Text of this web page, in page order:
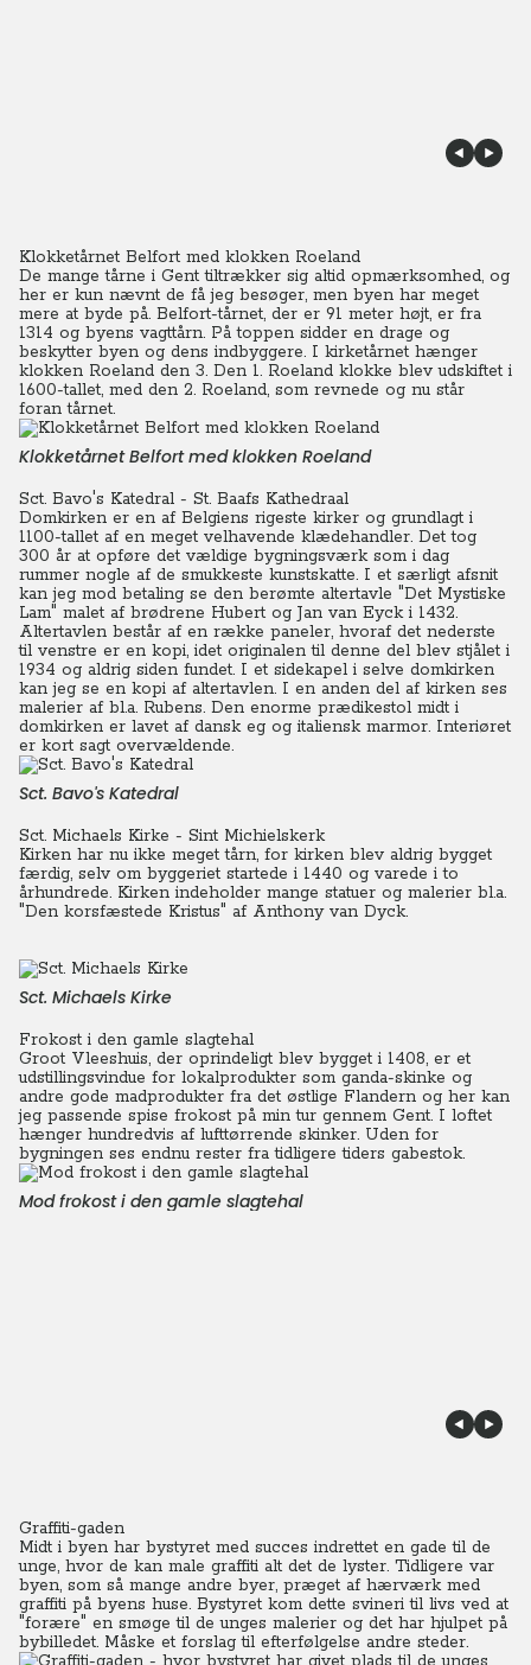
Klokketårnet Belfort med klokken Roeland
De mange tårne i Gent tiltrækker sig altid opmærksomhed, og
her er kun nævnt de få jeg besøger, men byen har meget
mere at byde på. Belfort-tårnet, der er 91 meter højt, er fra
1314 og byens vagttårn. På toppen sidder en drage og
beskytter byen og dens indbyggere. I kirketårnet hænger
klokken Roeland den 3. Den 1. Roeland klokke blev udskiftet i
1600-tallet, med den 2. Roeland, som revnede og nu står
foran tårnet.
Klokketårnet Belfort med klokken Roeland
Sct. Bavo's Katedral - St. Baafs Kathedraal
Domkirken er en af Belgiens rigeste kirker og grundlagt i
1100-tallet af en meget velhavende klædehandler. Det tog
300 år at opføre det vældige bygningsværk som i dag
rummer nogle af de smukkeste kunstskatte. I et særligt afsnit
kan jeg mod betaling se den berømte altertavle "Det Mystiske
Lam" malet af brødrene Hubert og Jan van Eyck i 1432.
Altertavlen består af en række paneler, hvoraf det nederste
til venstre er en kopi, idet originalen til denne del blev stjålet i
1934 og aldrig siden fundet. I et sidekapel i selve domkirken
kan jeg se en kopi af altertavlen. I en anden del af kirken ses
malerier af bl.a. Rubens. Den enorme prædikestol midt i
domkirken er lavet af dansk eg og italiensk marmor. Interiøret
er kort sagt overvældende.
Sct. Bavo's Katedral
Sct. Michaels Kirke - Sint Michielskerk
Kirken har nu ikke meget tårn, for kirken blev aldrig bygget
færdig, selv om byggeriet startede i 1440 og varede i to
århundrede. Kirken indeholder mange statuer og malerier bl.a.
"Den korsfæstede Kristus" af Anthony van Dyck.
Sct. Michaels Kirke
Frokost i den gamle slagtehal
Groot Vleeshuis, der oprindeligt blev bygget i 1408, er et
udstillingsvindue for lokalprodukter som ganda-skinke og
andre gode madprodukter fra det østlige Flandern og her kan
jeg passende spise frokost på min tur gennem Gent. I loftet
hænger hundredvis af lufttørrende skinker. Uden for
bygningen ses endnu rester fra tidligere tiders gabestok.
Mod frokost i den gamle slagtehal
Graffiti-gaden
Midt i byen har bystyret med succes indrettet en gade til de
unge, hvor de kan male graffiti alt det de lyster. Tidligere var
byen, som så mange andre byer, præget af hærværk med
graffiti på byens huse. Bystyret kom dette svineri til livs ved at
"forære" en smøge til de unges malerier og det har hjulpet på
bybilledet. Måske et forslag til efterfølgelse andre steder.